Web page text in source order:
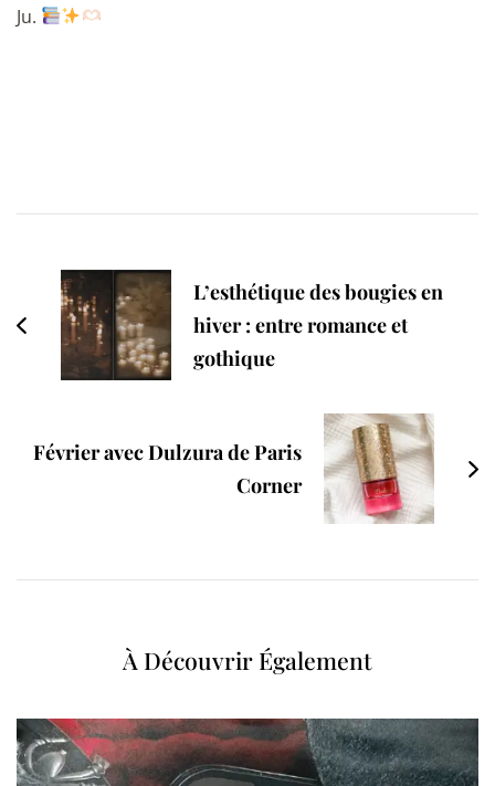
Ju.
Navigation
L’esthétique des bougies en
hiver : entre romance et
gothique
Février avec Dulzura de Paris
Corner
À Découvrir Également